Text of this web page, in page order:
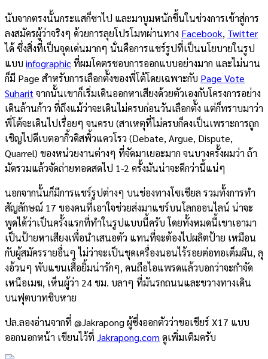
นับจากตรงนั้นกระแสก็ซาไป และมาบูมหนักขึ้นในช่วงการเข้าสู่การ
ลงสมัครผู้ว่าจริงๆ ด้วยการลุยโปรโมทผ่านทาง Facebook, Twitter
ได้ ซึ่งสิ่งที่เป็นจุดเด่นมากๆ นั่นคือการแชร์รูปที่เป็นนโยบายในรูป
แบบ infographicที่ผมโคตรชอบการออกแบบอย่างมาก และไม่นาน
ก็มี Page สำหรับการเลือกตั้งของพี่โต้โดยเฉพาะกับ Page Vote
Suharit จากนั้นเขาก็เริ่มเดินออกหาเสียงด้วยตัวเองกับโครงการอย่าง
เดินล้านก้าว ที่ถึงแม้ว่าจะเดินไม่ครบก่อนวันเลือกตั้ง แต่ก็ทราบมาว่า
พี่โต้จะเดินไปเรื่อยๆ จนครบ (สาเหตุที่ไม่ครบก็คงเป็นเพราะการถูก
เชิญไปดีเบตอากิ้วดิสพิ้วแควโรว (Debate, Argue, Dispute,
Quarrel) ของหน่วยงานต่างๆ ที่จัดมาเยอะมาก จนบางครั้งผมว่า ถ้า
มัดรวมแล้วจัดถ่ายทอดสดไป 1-2 ครั้งมันน่าจะดีกว่านี้แน่ๆ
นอกจากนั้นก็มีการแชร์รูปต่างๆ บนช่องทางโซเชียล รวมทั้งการทำ
สัญลักษณ์ 17 ของคนที่เอาใจช่วยส่งมาแชร์บนโลกออนไลน์ น่าจะ
พูดได้ว่าเป็นครั้งแรกที่ทำในรูปแบบนี้ครับ โดยทั้งหมดนี้เขาเอามา
เป็นป้ายหาเสียงเพื่อนำเสนอตัว แทนที่จะต้องไปผลิตป้าย เหมือน
กับผู้สมัครรายอื่นๆ ไม่ว่าจะเป็นชุดเครื่องนอนไร้รอยต่อทอเต็มผืน, ลุ
งอ้วนๆ พับแขนเสื้อยิ้มน่ารักๆ, คนถือไอแพรดแล้วบอกว่าจะกำจัด
เหนือเมฆ, เห็นผู้ว่า 24 ชม. บลาๆ ที่มันรกถนนและขวางทางเดิน
บนฟุตบาทชิบหาย
ปล.ลองอ่านจากที่ @Jakrapong ผู้ซึ่งออกตัวว่าขอเชียร์ X17 แบบ
ออกนอกหน้า เขียนไว้ที่ Jakrapong.com ดูเพิ่มเติมครับ